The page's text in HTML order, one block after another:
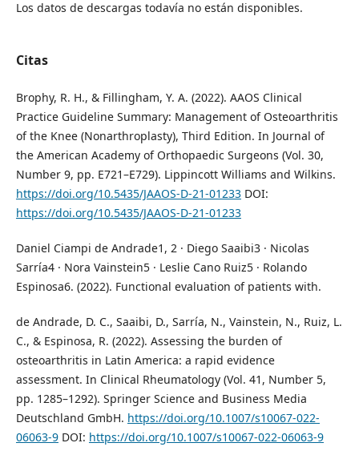
Los datos de descargas todavía no están disponibles.
Citas
Brophy, R. H., & Fillingham, Y. A. (2022). AAOS Clinical
Practice Guideline Summary: Management of Osteoarthritis
of the Knee (Nonarthroplasty), Third Edition. In Journal of
the American Academy of Orthopaedic Surgeons (Vol. 30,
Number 9, pp. E721–E729). Lippincott Williams and Wilkins.
https://doi.org/10.5435/JAAOS-D-21-01233DOI:
https://doi.org/10.5435/JAAOS-D-21-01233
Daniel Ciampi de Andrade1, 2 · Diego Saaibi3 · Nicolas
Sarría4 · Nora Vainstein5 · Leslie Cano Ruiz5 · Rolando
Espinosa6. (2022). Functional evaluation of patients with.
de Andrade, D. C., Saaibi, D., Sarría, N., Vainstein, N., Ruiz, L.
C., & Espinosa, R. (2022). Assessing the burden of
osteoarthritis in Latin America: a rapid evidence
assessment. In Clinical Rheumatology (Vol. 41, Number 5,
pp. 1285–1292). Springer Science and Business Media
Deutschland GmbH. https://doi.org/10.1007/s10067-022-
06063-9DOI: https://doi.org/10.1007/s10067-022-06063-9